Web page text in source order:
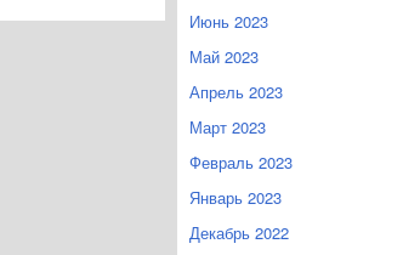
Июнь 2023
Май 2023
Апрель 2023
Март 2023
Февраль 2023
Январь 2023
Декабрь 2022